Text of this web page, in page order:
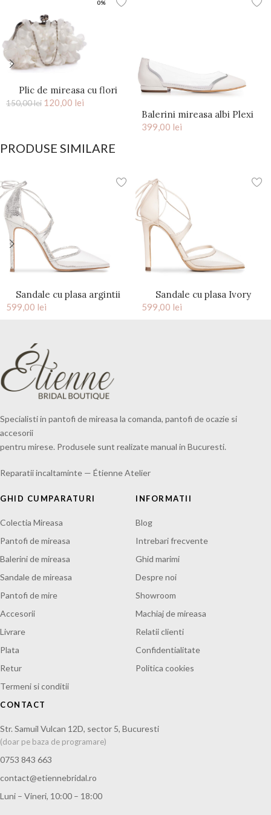
0%
Plic de mireasa cu flori
saten Ivory Kiss
150,00lei 120,00 lei
Balerini mireasa albi Plexi
399,00 lei
PRODUSE SIMILARE
Sandale cu plasa argintii
Silver Charllote
599,00 lei
Sandale cu plasa Ivory
599,00 lei
Specialisti in pantofi de mireasa la comanda, pantofi de ocazie si
accesorii
pentru mirese. Produsele sunt realizate manual in Bucuresti.
Reparatii incaltaminte — Étienne Atelier
GHID CUMPARATURI
Colectia Mireasa
Pantofi de mireasa
Balerini de mireasa
Sandale de mireasa
Pantofi de mire
Accesorii
Livrare
Plata
Retur
Termeni si conditii
INFORMATII
Blog
Intrebari frecvente
Ghid marimi
Despre noi
Showroom
Machiaj de mireasa
Relatii clienti
Confidentialitate
Politica cookies
CONTACT
Str. Samuil Vulcan 12D, sector 5, Bucuresti
(doar pe baza de programare)
0753 843 663
contact@etiennebridal.ro
Luni – Vineri, 10:00 – 18:00